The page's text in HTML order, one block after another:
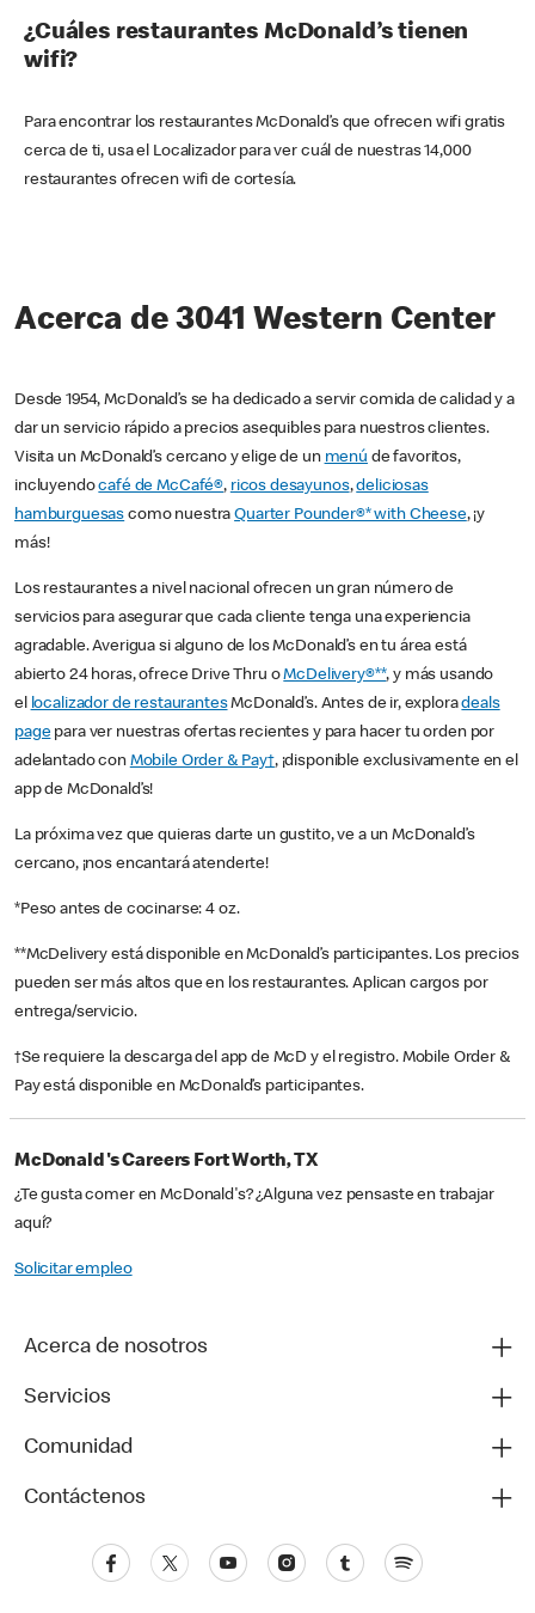
¿Cuáles restaurantes McDonald’s tienen
wifi?
Para encontrar los restaurantes McDonald’s que ofrecen wifi gratis
cerca de ti, usa el Localizador para ver cuál de nuestras 14,000
restaurantes ofrecen wifi de cortesía.
Acerca de 3041 Western Center
Desde 1954, McDonald’s se ha dedicado a servir comida de calidad y a
dar un servicio rápido a precios asequibles para nuestros clientes.
Visita un McDonald’s cercano y elige de un menú de favoritos,
incluyendocafé de McCafé®, ricos desayunos,deliciosas
hamburguesas como nuestraQuarter Pounder®* with Cheese, ¡y
más!
Los restaurantes a nivel nacional ofrecen un gran número de
servicios para asegurar que cada cliente tenga una experiencia
agradable. Averigua si alguno de los McDonald’s en tu área está
abierto 24 horas, ofrece Drive Thru oMcDelivery®**, y más usando
el localizador de restaurantesMcDonald’s. Antes de ir, exploradeals
pagepara ver nuestras ofertas recientes y para hacer tu orden por
adelantado con Mobile Order & Pay†, ¡disponible exclusivamente en el
app de McDonald’s!
La próxima vez que quieras darte un gustito, ve a un McDonald’s
cercano, ¡nos encantará atenderte!
*Peso antes de cocinarse: 4 oz.
**McDelivery está disponible en McDonald’s participantes. Los precios
pueden ser más altos que en los restaurantes. Aplican cargos por
entrega/servicio.
†Se requiere la descarga del app de McD y el registro. Mobile Order &
Pay está disponible en McDonald’s participantes.
McDonald's Careers Fort Worth, TX
¿Te gusta comer en McDonald's? ¿Alguna vez pensaste en trabajar
aquí?
Solicitar empleo
Acerca de nosotros
Servicios
Comunidad
Contáctenos